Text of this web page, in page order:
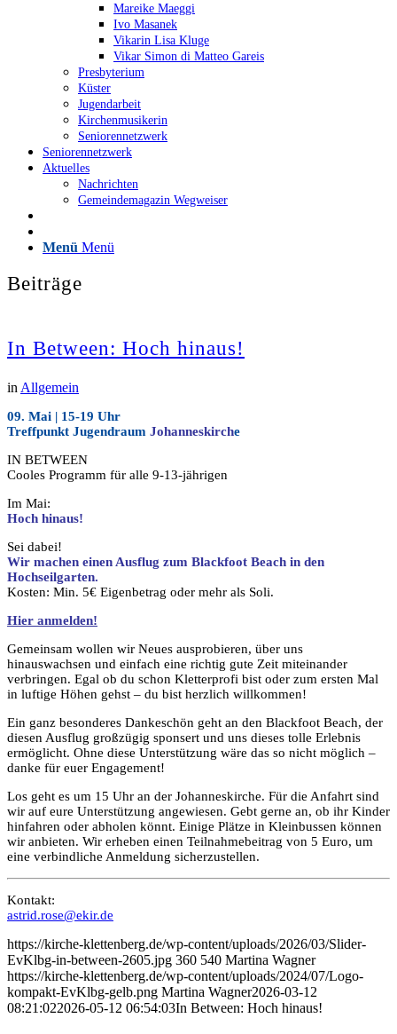
Mareike Maeggi
Ivo Masanek
Vikarin Lisa Kluge
Vikar Simon di Matteo Gareis
Presbyterium
Küster
Jugendarbeit
Kirchenmusikerin
Seniorennetzwerk
Seniorennetzwerk
Aktuelles
Nachrichten
Gemeindemagazin Wegweiser
Menü Menü
Beiträge
In Between: Hoch hinaus!
in Allgemein
09. Mai | 15-19 Uhr
Treffpunkt Jugendraum Johanneskirche
IN BETWEEN
Cooles Programm für alle 9-13-jährigen
Im Mai:
Hoch hinaus!
Sei dabei!
Wir machen einen Ausflug zum Blackfoot Beach in den
Hochseilgarten.
Kosten: Min. 5€ Eigenbetrag oder mehr als Soli.
Hier anmelden!
Gemeinsam wollen wir Neues ausprobieren, über uns
hinauswachsen und einfach eine richtig gute Zeit miteinander
verbringen. Egal ob du schon Kletterprofi bist oder zum ersten Mal
in luftige Höhen gehst – du bist herzlich willkommen!
Ein ganz besonderes Dankeschön geht an den Blackfoot Beach, der
diesen Ausflug großzügig sponsert und uns dieses tolle Erlebnis
ermöglicht. Ohne diese Unterstützung wäre das so nicht möglich –
danke für euer Engagement!
Los geht es um 15 Uhr an der Johanneskirche. Für die Anfahrt sind
wir auf eure Unterstützung angewiesen. Gebt gerne an, ob ihr Kinder
hinfahren oder abholen könnt. Einige Plätze in Kleinbussen können
wir anbieten. Wir erheben einen Teilnahmebeitrag von 5 Euro, um
eine verbindliche Anmeldung sicherzustellen.
Kontakt:
astrid.rose@ekir.de
https://kirche-klettenberg.de/wp-content/uploads/2026/03/Slider-
EvKlbg-in-between-2605.jpg 360 540 Martina Wagner
https://kirche-klettenberg.de/wp-content/uploads/2024/07/Logo-
kompakt-EvKlbg-gelb.png Martina Wagner2026-03-12
08:21:022026-05-12 06:54:03In Between: Hoch hinaus!